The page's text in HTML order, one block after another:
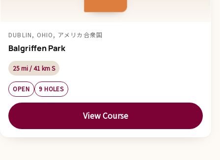
DUBLIN, OHIO, アメリカ合衆国
Balgriffen Park
25 mi / 41 km S
OPEN 9 HOLES
View Course